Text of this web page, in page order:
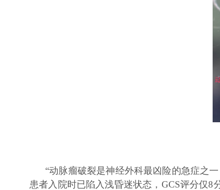
“动脉瘤破裂是神经外科最凶险的急症之
患者入院时已陷入浅昏迷状态，GCS评分仅